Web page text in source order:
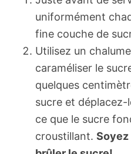
uniformément
fine couche de
Utilisez un
caraméliser le
quelques
sucre et déplacez-
ce que le sucre
croustillant. Soyez